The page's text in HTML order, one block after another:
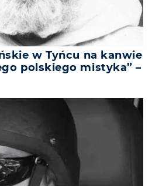
w Tyńcu na kanwie
polskiego mistyka” –